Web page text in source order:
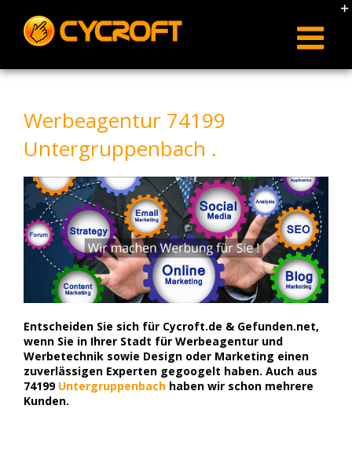
content
Werbeagentur 74199
Untergruppenbach .
Entscheiden Sie sich für Cycroft.de & Gefunden.net,
wenn Sie in Ihrer Stadt für Werbeagentur und
Werbetechnik sowie Design oder Marketing einen
zuverlässigen Experten gegoogelt haben. Auch aus
74199 Untergruppenbach haben wir schon mehrere
Kunden.